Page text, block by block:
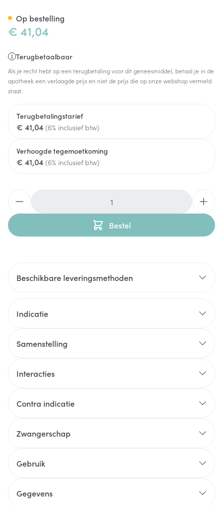
€ 41,04
Terugbetaalbaar
Als je recht hebt op een terugbetaling voor dit geneesmiddel, betaal je in de
apotheek een verlaagde prijs en niet de prijs die op onze webshop vermeld
staat.
Terugbetalingstarief
€ 41,04 (6% inclusief btw)
Verhoogde tegemoetkoming
€ 41,04 (6% inclusief btw)
Bestel
Op bestelling
Beschikbare leveringsmethoden
Indicatie
Samenstelling
Interacties
Contra indicatie
Zwangerschap
Gebruik
Gegevens